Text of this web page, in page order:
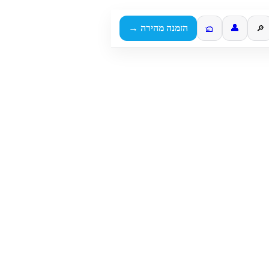
🔎
👤
🧺 הזמנה מהירה →